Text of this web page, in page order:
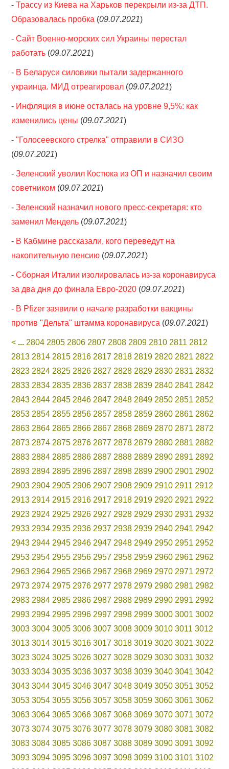
-Трассу из Киева на Харьков перекрыли из-за ДТП.
Образовалась пробка (09.07.2021)
-Сайт Военно-морских сил Украины перестал
работать (09.07.2021)
- В Беларуси силовики пытали задержанного
украинца. МИД отреагировал (09.07.2021)
- Инфляция в июне осталась на уровне 9,5%: как
изменились цены (09.07.2021)
-"Голосеевского стрелка" отправили в СИЗО
(09.07.2021)
-Зеленский уволил Костюка из ОП и назначил своим
советником (09.07.2021)
-Зеленский назначил нового пресс-секретаря: кто
заменил Мендель (09.07.2021)
- В Кабмине рассказали, кого переведут на
накопительную пенсию (09.07.2021)
-Сборная Италии изолировалась из-за коронавируса
за два дня до финала Евро-2020 (09.07.2021)
- В Pfizer заявили о начале разработки вакцины
против "Дельта" штамма коронавируса (09.07.2021)
< ... 2804 2805 2806 2807 2808 2809 2810 2811 2812
2813 2814 2815 2816 2817 2818 2819 2820 2821 2822
2823 2824 2825 2826 2827 2828 2829 2830 2831 2832
2833 2834 2835 2836 2837 2838 2839 2840 2841 2842
2843 2844 2845 2846 2847 2848 2849 2850 2851 2852
2853 2854 2855 2856 2857 2858 2859 2860 2861 2862
2863 2864 2865 2866 2867 2868 2869 2870 2871 2872
2873 2874 2875 2876 2877 2878 2879 2880 2881 2882
2883 2884 2885 2886 2887 2888 2889 2890 2891 2892
2893 2894 2895 2896 2897 2898 2899 2900 2901 2902
2903 2904 2905 2906 2907 2908 2909 2910 2911 2912
2913 2914 2915 2916 2917 2918 2919 2920 2921 2922
2923 2924 2925 2926 2927 2928 2929 2930 2931 2932
2933 2934 2935 2936 2937 2938 2939 2940 2941 2942
2943 2944 2945 2946 2947 2948 2949 2950 2951 2952
2953 2954 2955 2956 2957 2958 2959 2960 2961 2962
2963 2964 2965 2966 2967 2968 2969 2970 2971 2972
2973 2974 2975 2976 2977 2978 2979 2980 2981 2982
2983 2984 2985 2986 2987 2988 2989 2990 2991 2992
2993 2994 2995 2996 2997 2998 2999 3000 3001 3002
3003 3004 3005 3006 3007 3008 3009 3010 3011 3012
3013 3014 3015 3016 3017 3018 3019 3020 3021 3022
3023 3024 3025 3026 3027 3028 3029 3030 3031 3032
3033 3034 3035 3036 3037 3038 3039 3040 3041 3042
3043 3044 3045 3046 3047 3048 3049 3050 3051 3052
3053 3054 3055 3056 3057 3058 3059 3060 3061 3062
3063 3064 3065 3066 3067 3068 3069 3070 3071 3072
3073 3074 3075 3076 3077 3078 3079 3080 3081 3082
3083 3084 3085 3086 3087 3088 3089 3090 3091 3092
3093 3094 3095 3096 3097 3098 3099 3100 3101 3102